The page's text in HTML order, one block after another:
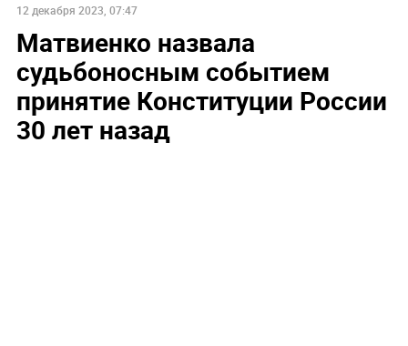
12 декабря 2023, 07:47
Матвиенко назвала
судьбоносным событием
принятие Конституции России
30 лет назад